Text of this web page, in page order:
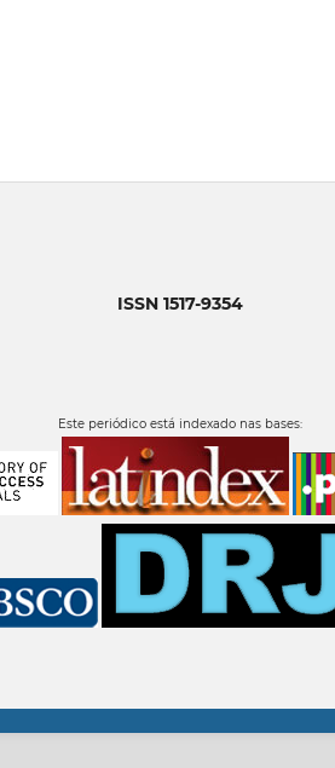
ISSN 1517-9354
Este periódico está indexado nas bases: